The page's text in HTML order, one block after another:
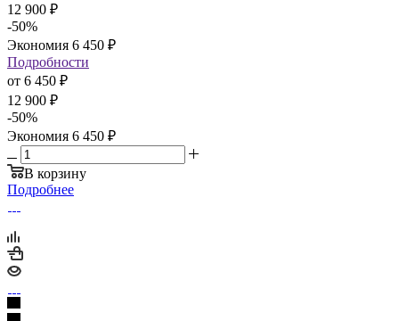
12 900 ₽
-50%
Экономия 6 450 ₽
Подробности
от 6 450 ₽
12 900 ₽
-50%
Экономия 6 450 ₽
В корзину
Подробнее